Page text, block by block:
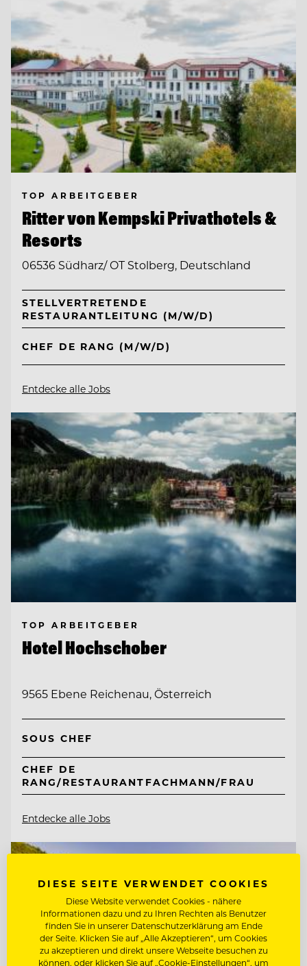
TOP ARBEITGEBER
Ritter von Kempski Privathotels &
Resorts
06536 Südharz/ OT Stolberg, Deutschland
STELLVERTRETENDE
RESTAURANTLEITUNG (M/W/D)
CHEF DE RANG (M/W/D)
Entdecke alle Jobs
TOP ARBEITGEBER
Hotel Hochschober
9565 Ebene Reichenau, Österreich
SOUS CHEF
CHEF DE
RANG/RESTAURANTFACHMANN/FRAU
Entdecke alle Jobs
DIESE SEITE VERWENDET COOKIES
Diese Website verwendet Cookies - nähere
Informationen dazu und zu Ihren Rechten als Benutzer
finden Sie in unserer Datenschutzerklärung am Ende
der Seite. Klicken Sie auf „Alle Akzeptieren“, um Cookies
zu akzeptieren und direkt unsere Webseite besuchen zu
können, oder klicken Sie auf „Cookie-Einstellungen“, um